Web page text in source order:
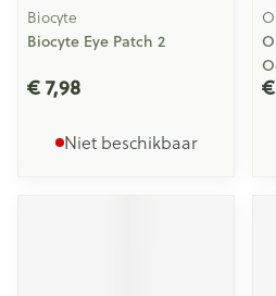
Biocyte
Biocyte Eye Patch 2
€ 7,98
Niet beschikbaar